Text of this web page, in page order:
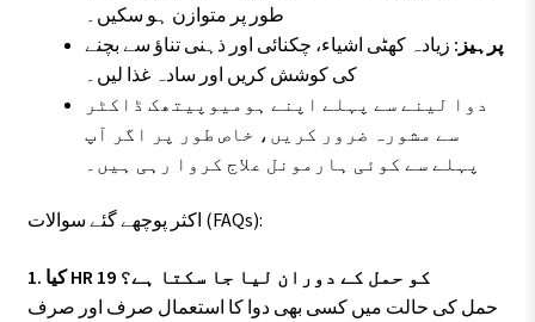
طور پر متوازن ہو سکیں۔
پرہیز: زیادہ کھٹی اشیاء، چکنائی اور ذہنی تناؤ سے بچنے
کی کوشش کریں اور سادہ غذا لیں۔
دوا لینے سے پہلے اپنے ہومیوپیتھک ڈاکٹر
سے مشورہ ضرور کریں، خاص طور پر اگر آپ
پہلے سے کوئی ہارمونل علاج کروا رہی ہیں۔
اکثر پوچھے گئے سوالات (FAQs):
1. کیا HR 19 کو حمل کے دوران لیا جا سکتا ہے؟
حمل کی حالت میں کسی بھی دوا کا استعمال صرف اور صرف